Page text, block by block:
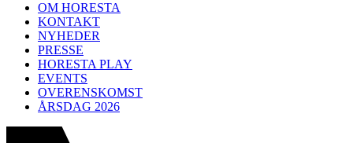
OM HORESTA
KONTAKT
NYHEDER
PRESSE
HORESTA PLAY
EVENTS
OVERENSKOMST
ÅRSDAG 2026